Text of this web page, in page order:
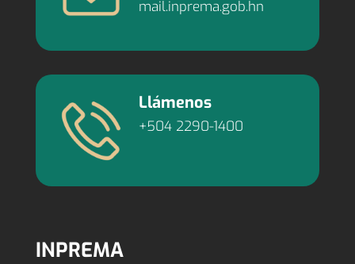
mail.inprema.gob.hn
Llámenos
+504 2290-1400
INPREMA